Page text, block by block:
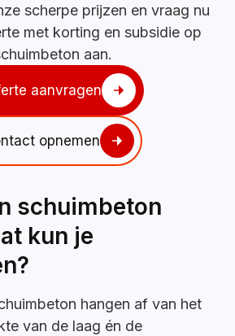
scherpe prijzen en vraag nu
met korting en subsidie op
aan.
aanvragen
opnemen
schuimbeton
kun je
hangen af van het
van de laag én de